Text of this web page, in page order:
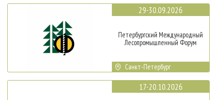
29-30.09.2026
Петербургский Международный
Лесопромышленный Форум
Санкт-Петербург
17-20.10.2026